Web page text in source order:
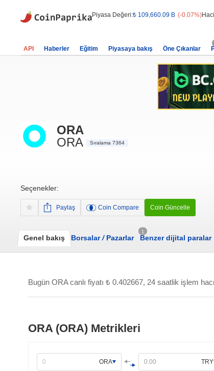
Piyasa Değeri:₺ 109,660.09 B (-0.07%)
API Haberler Eğitim Piyasaya bakış Öne Çıkanlar
ORA
ORA
Sıralama 7364
Seçenekler:
Paylaş Coin Compare Coin Güncelle
Genel bakış Borsalar/Pazarlar
1
Benzer dijital paralar
Bugün ORA canlı fiyatı ₺ 0.402667, 24 saatlik işlem
ORA (ORA) Metrikleri
ORA TRY